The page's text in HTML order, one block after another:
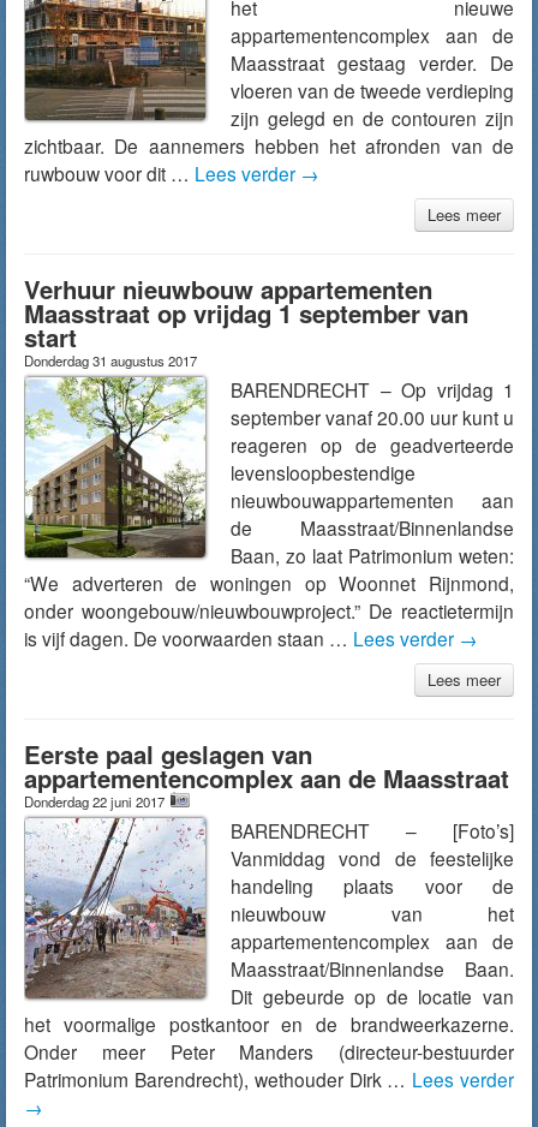
het nieuwe
appartementencomplex aan de
Maasstraat gestaag verder. De
vloeren van de tweede verdieping
zijn gelegd en de contouren zijn
zichtbaar. De aannemers hebben het afronden van de
ruwbouw voor dit … Lees verder →
Lees meer
Verhuur nieuwbouw appartementen
Maasstraat op vrijdag 1 september van
start
Donderdag 31 augustus 2017
BARENDRECHT – Op vrijdag 1
september vanaf 20.00 uur kunt u
reageren op de geadverteerde
levensloopbestendige
nieuwbouwappartementen aan
de Maasstraat/Binnenlandse
Baan, zo laat Patrimonium weten:
“We adverteren de woningen op Woonnet Rijnmond,
onder woongebouw/nieuwbouwproject.” De reactietermijn
is vijf dagen. De voorwaarden staan … Lees verder →
Lees meer
Eerste paal geslagen van
appartementencomplex aan de Maasstraat
Donderdag 22 juni 2017
BARENDRECHT – [Foto’s]
Vanmiddag vond de feestelijke
handeling plaats voor de
nieuwbouw van het
appartementencomplex aan de
Maasstraat/Binnenlandse Baan.
Dit gebeurde op de locatie van
het voormalige postkantoor en de brandweerkazerne.
Onder meer Peter Manders (directeur-bestuurder
Patrimonium Barendrecht), wethouder Dirk … Lees verder
→